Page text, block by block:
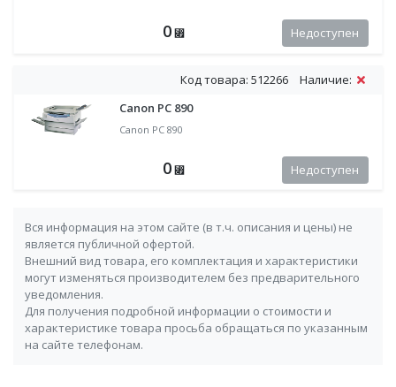
0 ⃏ Недоступен
Код товара: 512266
Наличие:
Canon PC 890
Canon PC 890
0 ⃏ Недоступен
Вся информация на этом сайте (в т.ч. описания и цены) не
является публичной офертой.
Внешний вид товара, его комплектация и характеристики
могут изменяться производителем без предварительного
уведомления.
Для получения подробной информации о стоимости и
характеристике товара просьба обращаться по указанным
на сайте телефонам.